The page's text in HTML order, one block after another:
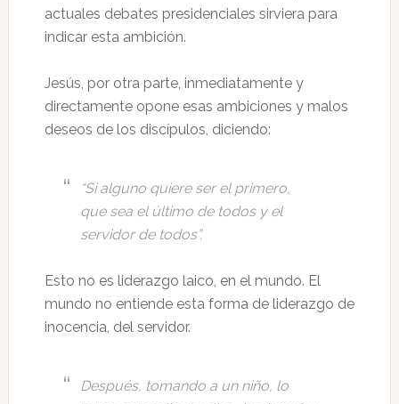
actuales debates presidenciales sirviera para
indicar esta ambición.
Jesús, por otra parte, inmediatamente y
directamente opone esas ambiciones y malos
deseos de los discípulos, diciendo:
“Si alguno quiere ser el primero,
que sea el último de todos y el
servidor de todos”.
Esto no es liderazgo laico, en el mundo. El
mundo no entiende esta forma de liderazgo de
inocencia, del servidor.
Después, tomando a un niño, lo